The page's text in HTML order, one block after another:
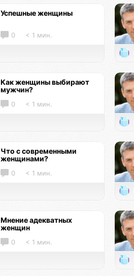
Успешные женщины
0 < 1 мин.
Как женщины выбирают
мужчин?
0 < 1 мин.
Что с современными
женщинами?
0 < 1 мин.
Мнение адекватных
женщин
0 < 1 мин.